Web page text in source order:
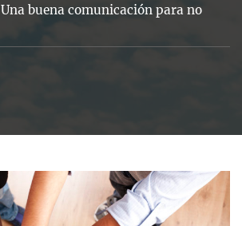
Una buena comunicación para no